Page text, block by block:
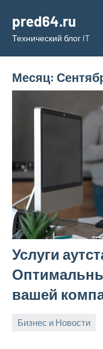
содержимому
pred64.ru
Технический блог IT
Месяц:
Услуги
вашей
Бизнес и Новости